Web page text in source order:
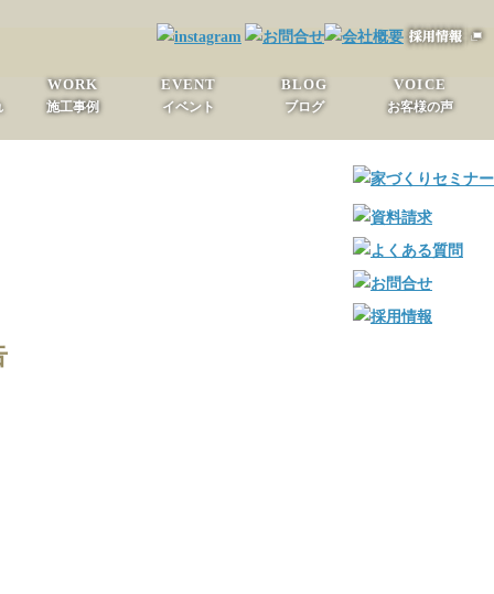
WORK
施工事例
EVENT
イベント
BLOG
ブログ
VOICE
お客様の声